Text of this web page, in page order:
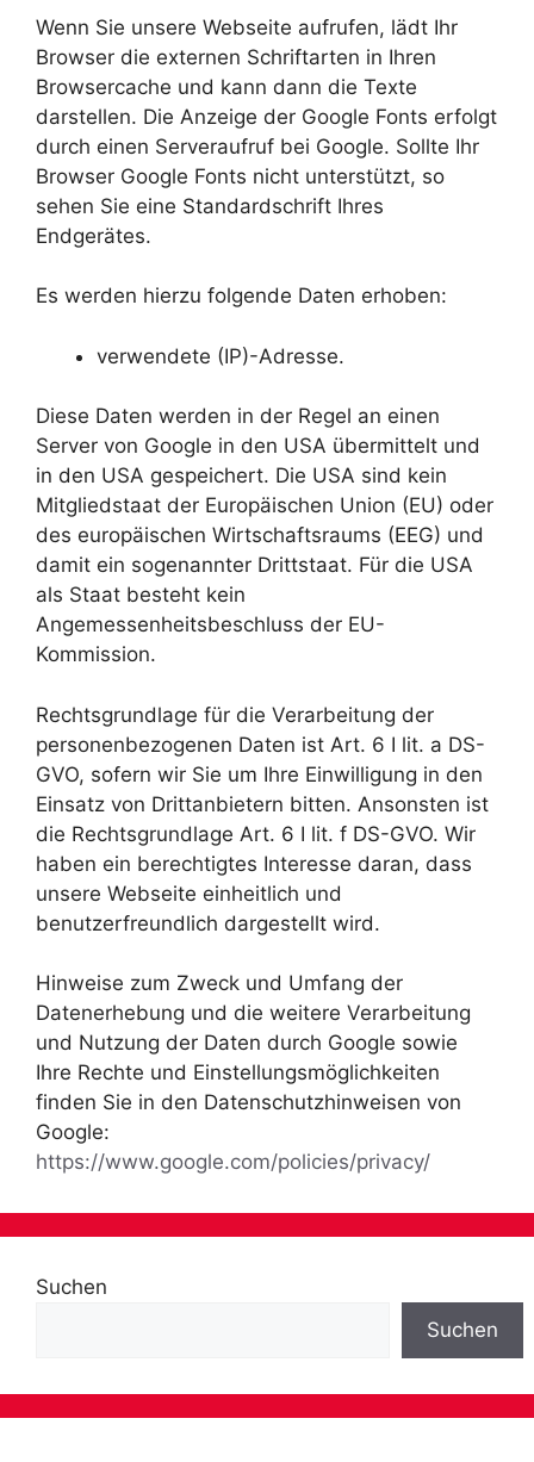
Wenn Sie unsere Webseite aufrufen, lädt Ihr
Browser die externen Schriftarten in Ihren
Browsercache und kann dann die Texte
darstellen. Die Anzeige der Google Fonts erfolgt
durch einen Serveraufruf bei Google. Sollte Ihr
Browser Google Fonts nicht unterstützt, so
sehen Sie eine Standardschrift Ihres
Endgerätes.
Es werden hierzu folgende Daten erhoben:
verwendete (IP)-Adresse.
Diese Daten werden in der Regel an einen
Server von Google in den USA übermittelt und
in den USA gespeichert. Die USA sind kein
Mitgliedstaat der Europäischen Union (EU) oder
des europäischen Wirtschaftsraums (EEG) und
damit ein sogenannter Drittstaat. Für die USA
als Staat besteht kein
Angemessenheitsbeschluss der EU-
Kommission.
Rechtsgrundlage für die Verarbeitung der
personenbezogenen Daten ist Art. 6 I lit. a DS-
GVO, sofern wir Sie um Ihre Einwilligung in den
Einsatz von Drittanbietern bitten. Ansonsten ist
die Rechtsgrundlage Art. 6 I lit. f DS-GVO. Wir
haben ein berechtigtes Interesse daran, dass
unsere Webseite einheitlich und
benutzerfreundlich dargestellt wird.
Hinweise zum Zweck und Umfang der
Datenerhebung und die weitere Verarbeitung
und Nutzung der Daten durch Google sowie
Ihre Rechte und Einstellungsmöglichkeiten
finden Sie in den Datenschutzhinweisen von
Google:
https://www.google.com/policies/privacy/
Suchen
Suchen